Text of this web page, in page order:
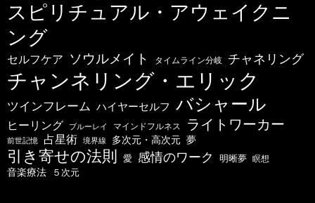
スピリチュアル・アウェイクニ
ング
セルフケア ソウルメイト タイムライン分岐 チャネリング
チャンネリング・エリック
ツインフレーム ハイヤーセルフ バシャール
ヒーリング ブルーレイ マインドフルネス ライトワーカー
前世記憶 占星術 境界線 多次元・高次元 夢
引き寄せの法則 愛 感情のワーク 明晰夢 瞑想
音楽療法 ５次元